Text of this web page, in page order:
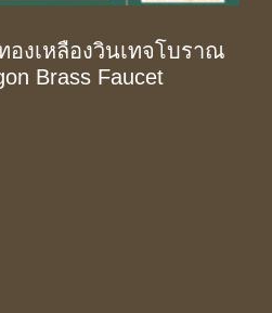
องเหลืองวินเทจโบราณ
Brass Faucet